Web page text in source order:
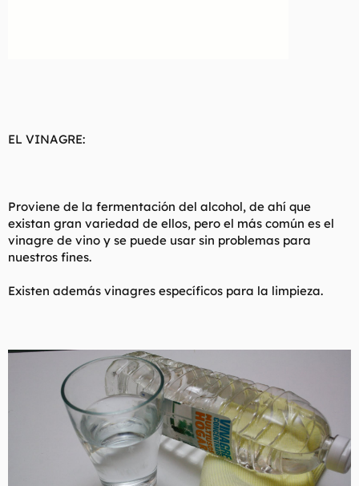
EL VINAGRE:
Proviene de la fermentación del alcohol, de ahí que
existan gran variedad de ellos, pero el más común es el
vinagre de vino y se puede usar sin problemas para
nuestros fines.
Existen además vinagres específicos para la limpieza.